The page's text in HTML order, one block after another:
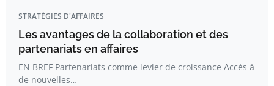
STRATÉGIES D'AFFAIRES
Les avantages de la collaboration et des
partenariats en affaires
EN BREF Partenariats comme levier de croissance Accès à
de nouvelles…